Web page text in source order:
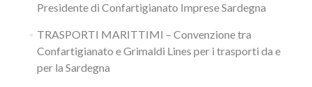
Presidente di Confartigianato Imprese Sardegna
TRASPORTI MARITTIMI – Convenzione tra
Confartigianato e Grimaldi Lines per i trasporti da e
per la Sardegna